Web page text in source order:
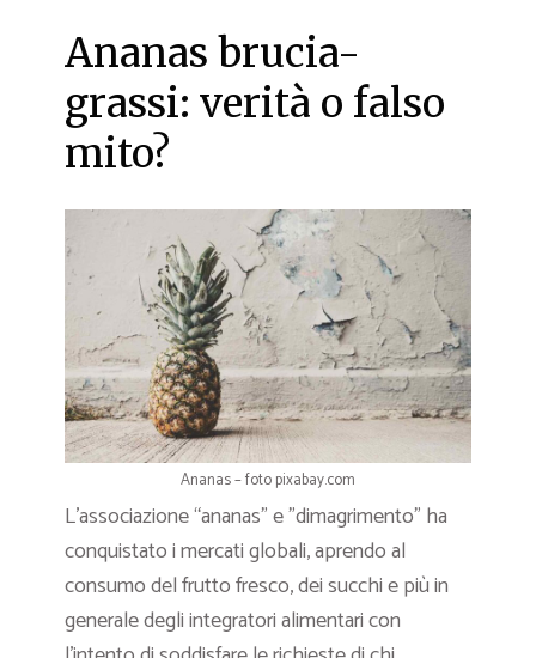
Ananas brucia-
grassi: verità o falso
mito?
Ananas – foto pixabay.com
L’associazione “ananas” e ”dimagrimento” ha
conquistato i mercati globali, aprendo al
consumo del frutto fresco, dei succhi e più in
generale degli integratori alimentari con